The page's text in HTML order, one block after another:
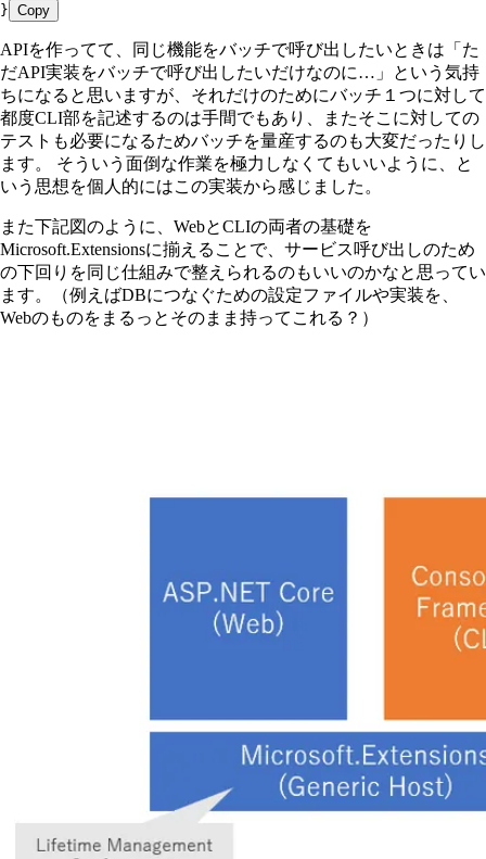
} Copy
APIを作ってて、同じ機能をバッチで呼び出したいときは「た
だAPI実装をバッチで呼び出したいだけなのに…」という気持
ちになると思いますが、それだけのためにバッチ１つに対して
都度CLI部を記述するのは手間でもあり、またそこに対しての
テストも必要になるためバッチを量産するのも大変だったりし
ます。 そういう面倒な作業を極力しなくてもいいように、と
いう思想を個人的にはこの実装から感じました。
また下記図のように、WebとCLIの両者の基礎を
Microsoft.Extensionsに揃えることで、サービス呼び出しのため
の下回りを同じ仕組みで整えられるのもいいのかなと思ってい
ます。（例えばDBにつなぐための設定ファイルや実装を、
Webのものをまるっとそのまま持ってこれる？）